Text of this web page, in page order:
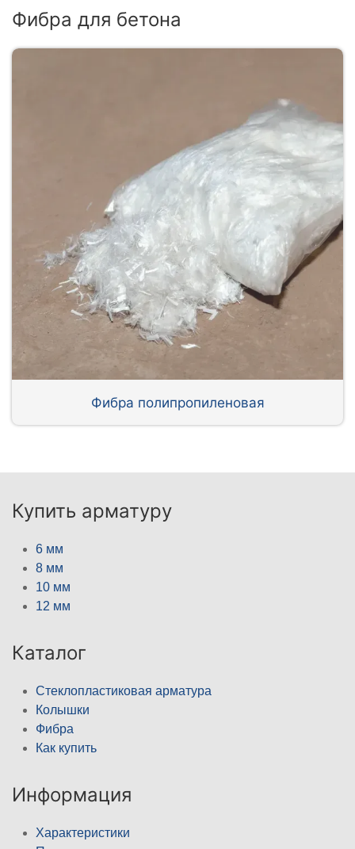
Фибра для бетона
Фибра полипропиленовая
Купить арматуру
6 мм
8 мм
10 мм
12 мм
Каталог
Стеклопластиковая арматура
Колышки
Фибра
Как купить
Информация
Характеристики